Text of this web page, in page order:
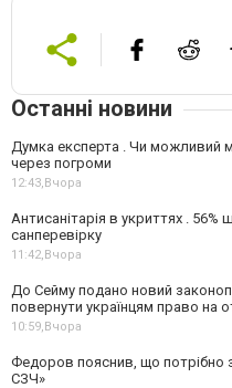
Останні новини
Думка експерта . Чи можливий
через погроми
12:43,Вчора
Антисанітарія в укриттях . 56%
санперевірку
11:42,Вчора
До Сейму подано новий
повернути українцям право на
10:59,Вчора
Федоров пояснив, що потрібно
СЗЧ»